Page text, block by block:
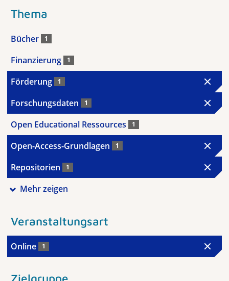
Thema
Bücher 1
Finanzierung 1
Förderung 1
Forschungsdaten 1
Open Educational Ressources 1
Open-Access-Grundlagen 1
Repositorien 1
Mehr zeigen
Veranstaltungsart
Online 1
Zielgruppe